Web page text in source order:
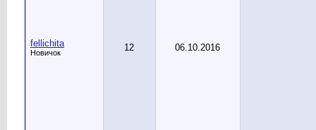
fellichita
Новичок 12 06.10.2016